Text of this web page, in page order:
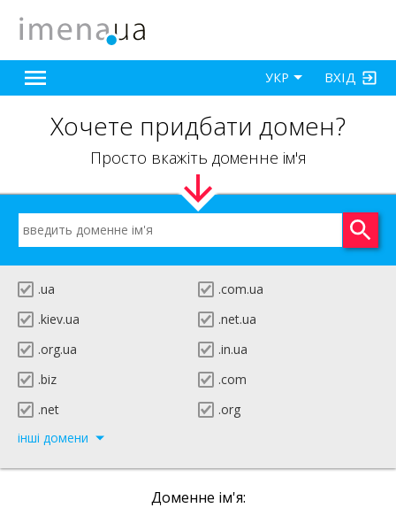
ВХІД
УКР
Хочете придбати домен?
Просто вкажіть доменне ім'я
.ua
.com.ua
.kiev.ua
.net.ua
.org.ua
.in.ua
.biz
.com
.net
.org
інші домени
Доменне ім'я: